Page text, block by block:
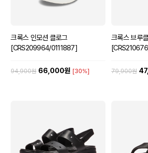
크록스 인모션 클로그
[CRS209964/0111887]
94,900원 66,000원 [30%]
크록스 브루
79,900원